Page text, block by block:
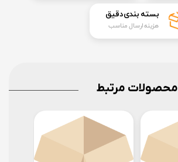
​بسته بندی دقیق​​​​​​​
هزینه ارسال مناسب
محصولات مرتبط